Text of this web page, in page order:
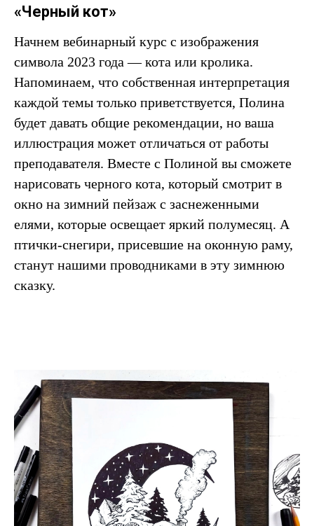
«Черный кот»
Начнем вебинарный курс с изображения
символа 2023 года — кота или кролика.
Напоминаем, что собственная интерпретация
каждой темы только приветствуется, Полина
будет давать общие рекомендации, но ваша
иллюстрация может отличаться от работы
преподавателя. Вместе с Полиной вы сможете
нарисовать черного кота, который смотрит в
окно на зимний пейзаж с заснеженными
елями, которые освещает яркий полумесяц. А
птички-снегири, присевшие на оконную раму,
станут нашими проводниками в эту зимнюю
сказку.